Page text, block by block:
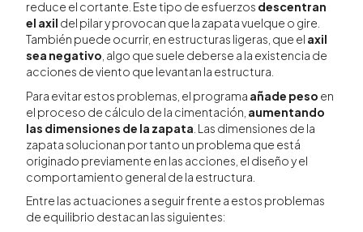
reduce el cortante. Este tipo de esfuerzos descentran
el axil del pilar y provocan que la zapata vuelque o gire.
También puede ocurrir, en estructuras ligeras, que el axil
sea negativo , algo que suele deberse a la existencia de
acciones de viento que levantan la estructura.
Para evitar estos problemas, el programa añade peso en
el proceso de cálculo de la cimentación, aumentando
las dimensiones de la zapata . Las dimensiones de la
zapata solucionan por tanto un problema que está
originado previamente en las acciones, el diseño y el
comportamiento general de la estructura.
Entre las actuaciones a seguir frente a estos problemas
de equilibrio destacan las siguientes: